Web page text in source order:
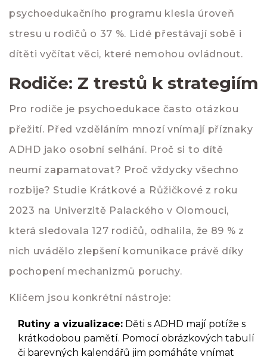
psychoedukačního programu klesla úroveň
stresu u rodičů o 37 %. Lidé přestávají sobě i
dítěti vyčítat věci, které nemohou ovládnout.
Rodiče: Z trestů k strategiím
Pro rodiče je psychoedukace často otázkou
přežití. Před vzděláním mnozí vnímají příznaky
ADHD jako osobní selhání. Proč si to dítě
neumí zapamatovat? Proč vždycky všechno
rozbije? Studie Krátkové a Růžičkové z roku
2023 na Univerzitě Palackého v Olomouci,
která sledovala 127 rodičů, odhalila, že 89 % z
nich uvádělo zlepšení komunikace právě díky
pochopení mechanizmů poruchy.
Klíčem jsou konkrétní nástroje:
Rutiny a vizualizace: Děti s ADHD mají potíže s
krátkodobou pamětí. Pomocí obrázkových tabulí
či barevných kalendářů jim pomáháte vnímat